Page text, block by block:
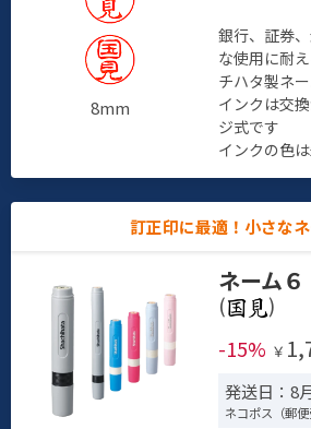
8mm
銀行、証券
な使用に耐
チハタ製ネー
インクは交
ジ式です
インクの色は
訂正印に最適！小さな
ネーム６
(
)
-15% ￥
発送日：8
ネコポス（郵便